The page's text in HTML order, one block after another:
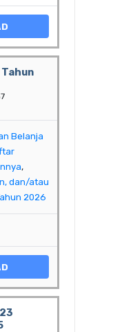
Tahun
Belanja
,
dan/atau
2026